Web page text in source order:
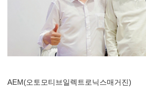
AEM(오토모티브일렉트로닉스매거진)